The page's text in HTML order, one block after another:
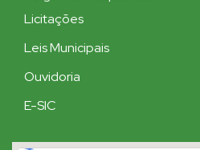
Licitações
Leis Municipais
Ouvidoria
E-SIC